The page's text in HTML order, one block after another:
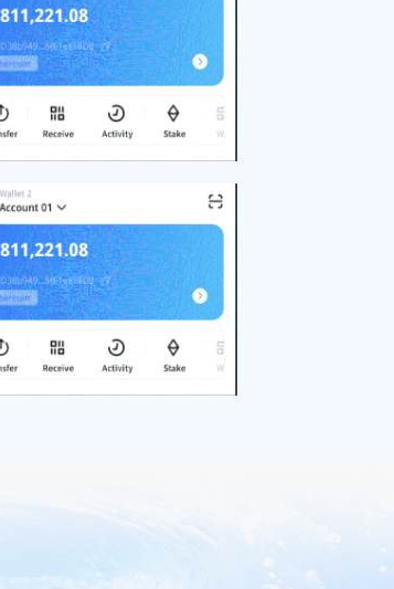
邓州小麦开镰收割 拉开“